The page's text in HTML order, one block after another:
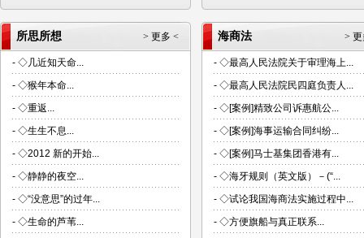
> 更多 <
所思所想
- ◇几近知天命...
- ◇猴年本命...
- ◇重返...
- ◇生生不息...
- ◇2012 新的开始...
- ◇静静的夜空...
- ◇“没意思”的过年...
- ◇生命的芦苇...
>
海商法
- ◇最高人民法院关于审理海上...
- ◇最高人民法院民四庭负责人...
- ◇[案例]精致公司诉惠航公...
- ◇[案例]海事运输合同纠纷...
- ◇[案例]马士基集团香港有...
- ◇海牙规则（英文版）－(“...
- ◇试论我国海商法实施过程中...
- ◇方便旗船与真正联系...